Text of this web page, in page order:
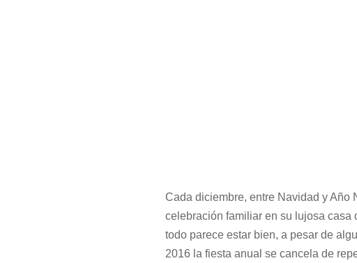
Cada diciembre, entre Navidad y Año
celebración familiar en su lujosa casa
todo parece estar bien, a pesar de
2016 la fiesta anual se cancela de